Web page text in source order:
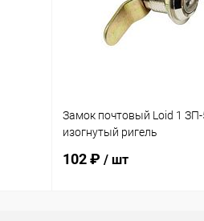
Замок почтовый Loid 1
изогнутый ригель
102 ₽ / шт